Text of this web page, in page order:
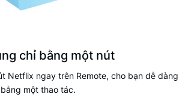
chỉ bằng một nút
Netflix ngay trên Remote, cho bạn dễ dàng
một thao tác.